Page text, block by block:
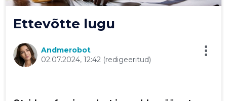
Ettevõtte lugu
Andmerobot
02.07.2024, 12:42(redigeeritud)